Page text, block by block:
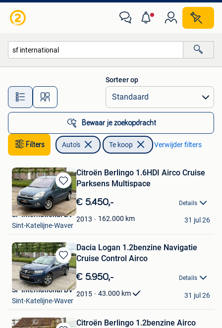
Alle afstanden…
Sorteer op
Bewaar je zoekopdracht
Filters Auto's Te koop Verwijder filters
Bewaren
in
Mijn
Favorieten
Citroën Berlingo 1.6HDI Airco Cruise
Parksens Multispace
€ 5.450,- Details
2013 162.000 km
SF International BV
Sint-Katelijne-Waver
31 jul 26
Bewaren
in
Mijn
Favorieten
Dacia Logan 1.2benzine Navigatie
Cruise Control Airco
€ 5.950,- Details
2015 43.000 km
SF International BV
Sint-Katelijne-Waver
31 jul 26
Citroën Berlingo 1.2benzine Airco